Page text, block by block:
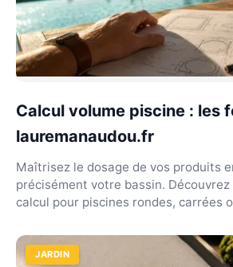
Calcul volume piscine : les
lauremanaudou.fr
Maîtrisez le dosage de vos produits
précisément votre bassin.
calcul pour piscines rondes, carrées
JARDIN